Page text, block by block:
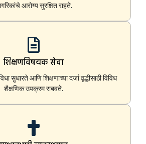
आरोग्य सुरक्षित राहते.
शिक्षणविषयक सेवा
सुधारते आणि शिक्षणाच्या दर्जा वृद्धीसाठी विविध
शैक्षणिक उपक्रम राबवते.